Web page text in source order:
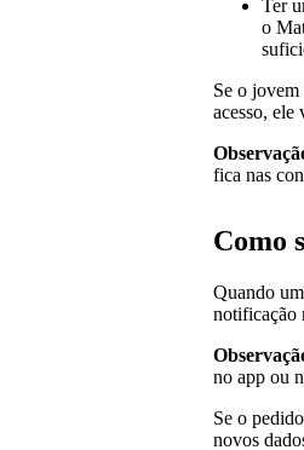
Ter
o
Se o
acesso, ele
fica nas
Como
Quando
notificação
no app ou
Se o
novos